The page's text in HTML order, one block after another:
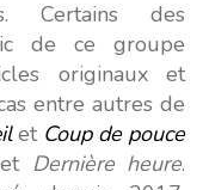
Certains des
de ce groupe
originaux et
entre autres de
et Coup de pouce
Dernièreheure.